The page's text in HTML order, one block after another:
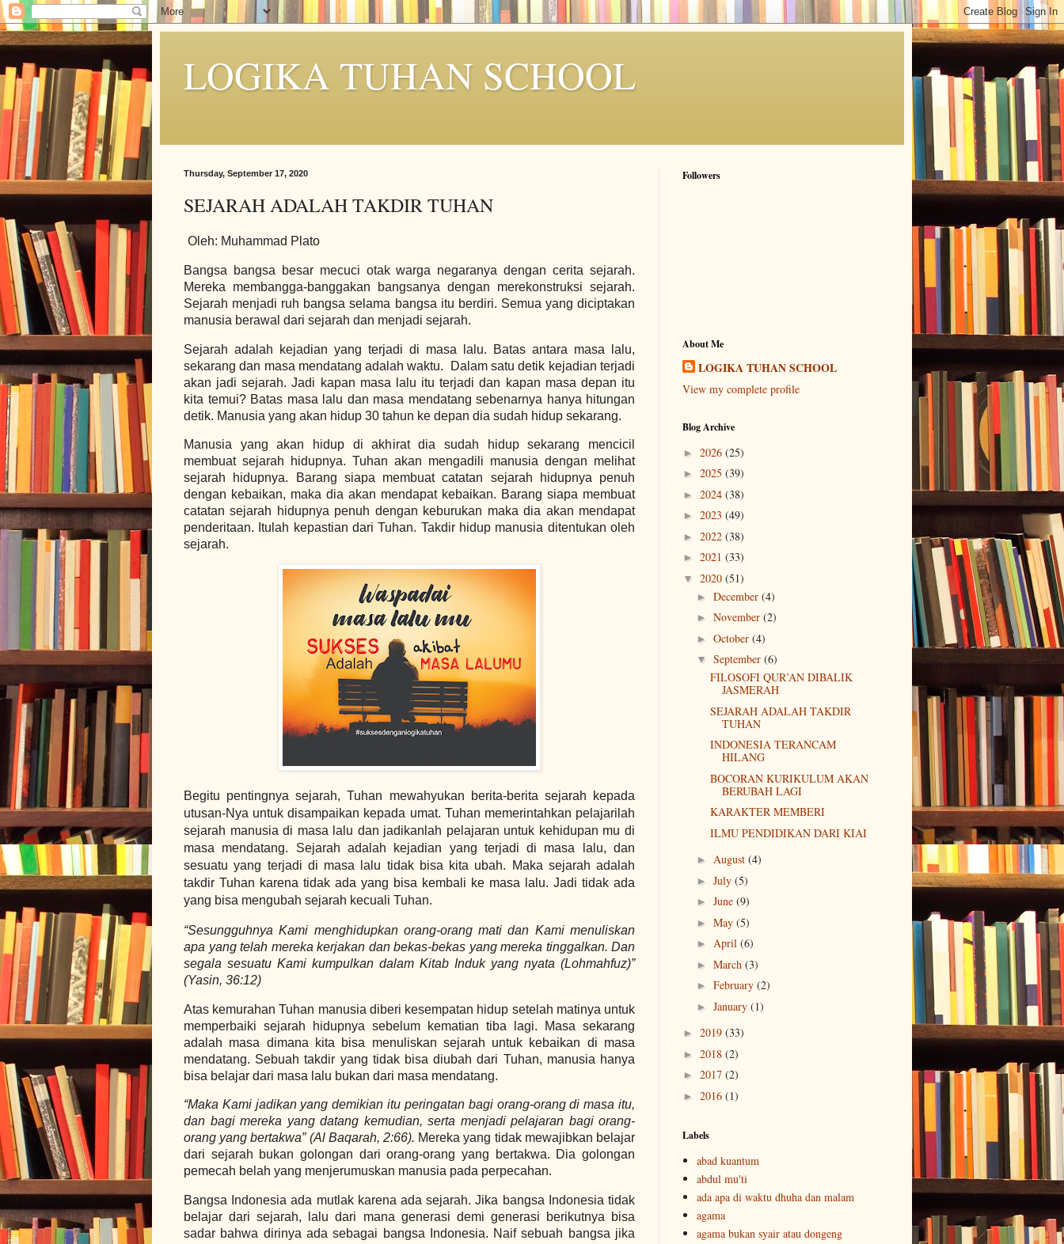
LOGIKA TUHAN SCHOOL
Thursday, September 17, 2020
SEJARAH ADALAH TAKDIR TUHAN
Oleh: Muhammad Plato
Bangsa bangsa besar mecuci otak warga negaranya dengan cerita sejarah.
Mereka membangga-banggakan bangsanya dengan merekonstruksi sejarah.
Sejarah menjadi ruh bangsa selama bangsa itu berdiri. Semua yang diciptakan
manusia berawal dari sejarah dan menjadi sejarah.
Sejarah adalah kejadian yang terjadi di masa lalu. Batas antara masa lalu,
sekarang dan masa mendatang adalah waktu. Dalam satu detik kejadian terjadi
akan jadi sejarah. Jadi kapan masa lalu itu terjadi dan kapan masa depan itu
kita temui? Batas masa lalu dan masa mendatang sebenarnya hanya hitungan
detik. Manusia yang akan hidup 30 tahun ke depan dia sudah hidup sekarang.
Manusia yang akan hidup di akhirat dia sudah hidup sekarang mencicil
membuat sejarah hidupnya. Tuhan akan mengadili manusia dengan melihat
sejarah hidupnya. Barang siapa membuat catatan sejarah hidupnya penuh
dengan kebaikan, maka dia akan mendapat kebaikan. Barang siapa membuat
catatan sejarah hidupnya penuh dengan keburukan maka dia akan mendapat
penderitaan. Itulah kepastian dari Tuhan. Takdir hidup manusia ditentukan oleh
sejarah.
Begitu pentingnya sejarah, Tuhan mewahyukan berita-berita sejarah kepada
utusan-Nya untuk disampaikan kepada umat. Tuhan memerintahkan pelajarilah
sejarah manusia di masa lalu dan jadikanlah pelajaran untuk kehidupan mu di
masa mendatang. Sejarah adalah kejadian yang terjadi di masa lalu, dan
sesuatu yang terjadi di masa lalu tidak bisa kita ubah. Maka sejarah adalah
takdir Tuhan karena tidak ada yang bisa kembali ke masa lalu. Jadi tidak ada
yang bisa mengubah sejarah kecuali Tuhan.
“Sesungguhnya Kami menghidupkan orang-orang mati dan Kami menuliskan
apa yang telah mereka kerjakan dan bekas-bekas yang mereka tinggalkan. Dan
segala sesuatu Kami kumpulkan dalam Kitab Induk yang nyata (Lohmahfuz)”
(Yasin, 36:12)
Atas kemurahan Tuhan manusia diberi kesempatan hidup setelah matinya untuk
memperbaiki sejarah hidupnya sebelum kematian tiba lagi. Masa sekarang
adalah masa dimana kita bisa menuliskan sejarah untuk kebaikan di masa
mendatang. Sebuah takdir yang tidak bisa diubah dari Tuhan, manusia hanya
bisa belajar dari masa lalu bukan dari masa mendatang.
“Maka Kami jadikan yang demikian itu peringatan bagi orang-orang di masa itu,
dan bagi mereka yang datang kemudian, serta menjadi pelajaran bagi orang-
orang yang bertakwa” (Al Baqarah, 2:66). Mereka yang tidak mewajibkan belajar
dari sejarah bukan golongan dari orang-orang yang bertakwa. Dia golongan
pemecah belah yang menjerumuskan manusia pada perpecahan.
Bangsa Indonesia ada mutlak karena ada sejarah. Jika bangsa Indonesia tidak
belajar dari sejarah, lalu dari mana generasi demi generasi berikutnya bisa
sadar bahwa dirinya ada sebagai bangsa Indonesia. Naif sebuah bangsa jika
Followers
About Me
LOGIKA TUHAN SCHOOL
View my complete profile
Blog Archive
► 2026 (25)
► 2025 (39)
► 2024 (38)
► 2023 (49)
► 2022 (38)
► 2021 (33)
▼ 2020 (51)
► December (4)
► November (2)
► October (4)
▼ September (6)
FILOSOFI QUR’AN DIBALIK
JASMERAH
SEJARAH ADALAH TAKDIR
TUHAN
INDONESIA TERANCAM
HILANG
BOCORAN KURIKULUM AKAN
BERUBAH LAGI
KARAKTER MEMBERI
ILMU PENDIDIKAN DARI KIAI
► August (4)
► July (5)
► June (9)
► May (5)
► April (6)
► March (3)
► February (2)
► January (1)
► 2019 (33)
► 2018 (2)
► 2017 (2)
► 2016 (1)
Labels
abad kuantum
abdul mu'ti
ada apa di waktu dhuha dan malam
agama
agama bukan syair atau dongeng